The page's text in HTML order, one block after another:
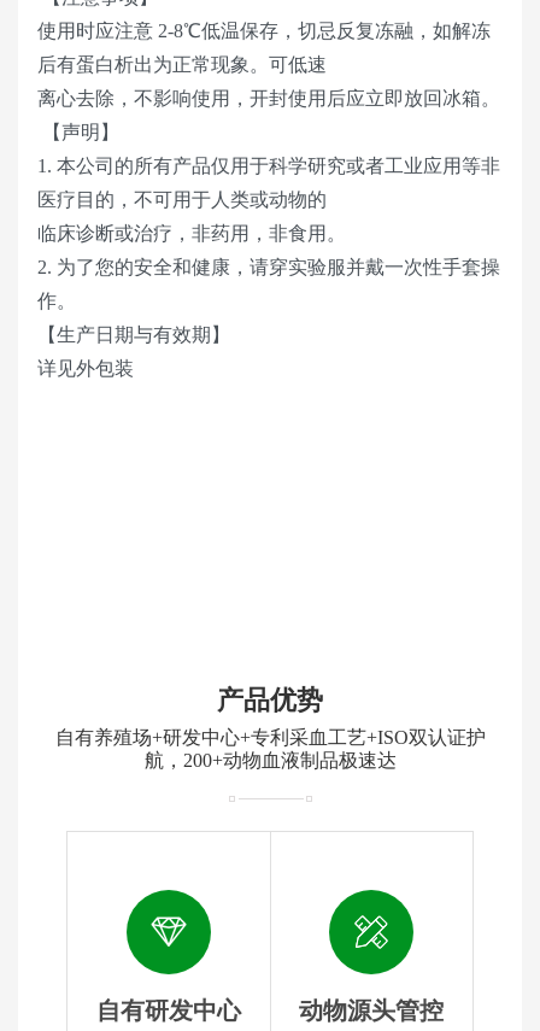
使用时应注意 2-8℃低温保存，切忌反复冻融，如解冻
后有蛋白析出为正常现象。可低速
离心去除，不影响使用，开封使用后应立即放回冰箱。
【声明】
1. 本公司的所有产品仅用于科学研究或者工业应用等非
医疗目的，不可用于人类或动物的
临床诊断或治疗，非药用，非食用。
2. 为了您的安全和健康，请穿实验服并戴一次性手套操
作。
【生产日期与有效期】
详见外包装
产品优势
自有养殖场+研发中心+专利采血工艺+ISO双认证护
航，200+动物血液制品极速达
自有研发中心 动物源头管控